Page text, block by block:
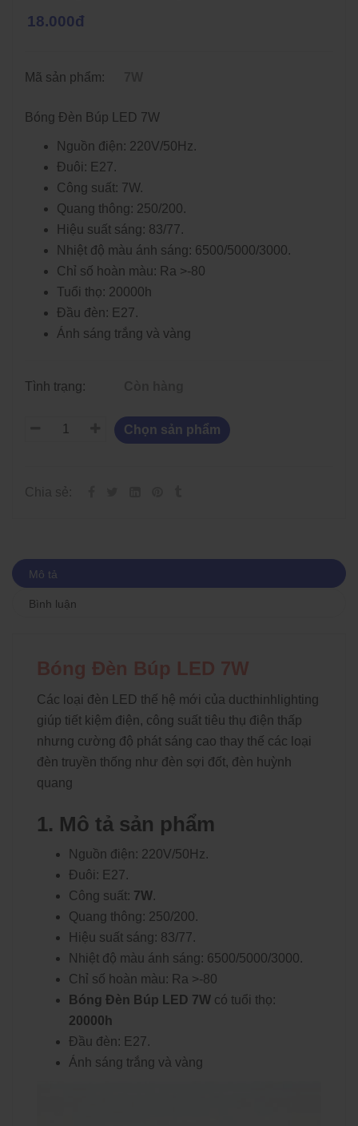
18.000đ
Mã sản phẩm:
Bóng Đèn Búp LED 7W
Nguồn điện: 220V/50Hz.
Đuôi: E27.
Công suất: 7W.
Quang thông: 250/200.
Hiệu suất sáng: 83/77.
Nhiệt độ màu ánh sáng: 6500/5000/3000.
Chỉ số hoàn màu: Ra >-80
Tuổi thọ: 20000h
Đầu đèn: E27.
Ánh sáng trắng và vàng
Tình trạng:
Chọn sản phẩm
Mô tả
Bình luận
Bóng Đèn Búp LED 7W
Các loại đèn LED thế hệ mới của ducthinhlighting
giúp tiết kiệm điện, công suất tiêu thụ điện thấp
nhưng cường độ phát sáng cao thay thế các loại
đèn truyền thống như đèn sợi đốt, đèn huỳnh
quang
1. Mô tả sản phẩm
Nguồn điện: 220V/50Hz.
Đuôi: E27.
Công suất: 7W.
Quang thông: 250/200.
Hiệu suất sáng: 83/77.
Nhiệt độ màu ánh sáng: 6500/5000/3000.
Chỉ số hoàn màu: Ra >-80
Bóng Đèn Búp LED 7W có tuổi thọ:
20000h
Đầu đèn: E27.
Ánh sáng trắng và vàng